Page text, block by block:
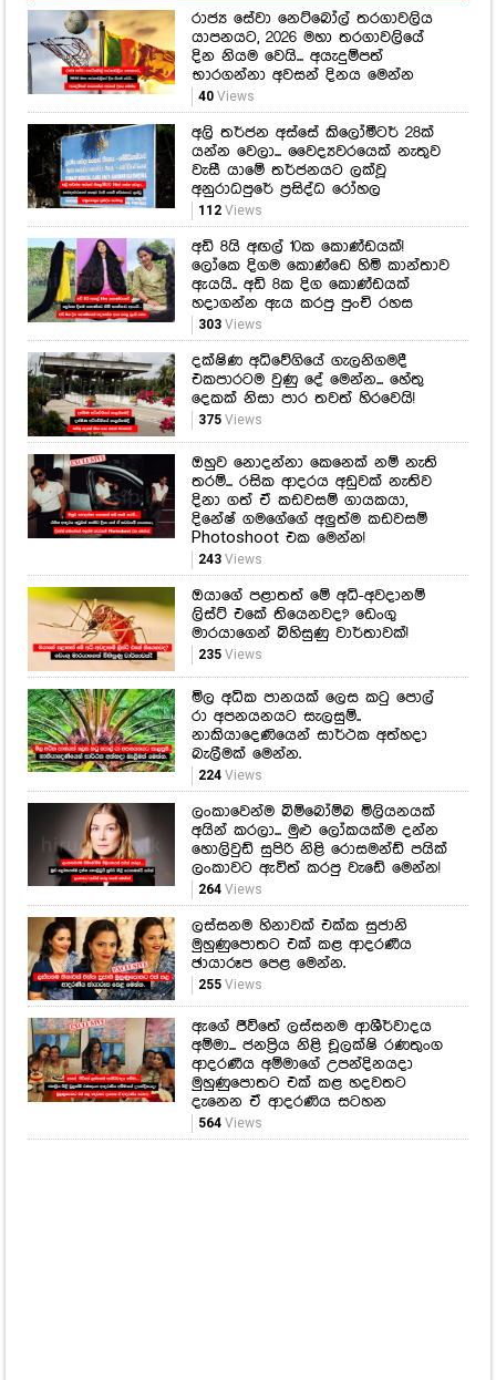
රාජ්‍ය සේවා නෙට්බෝල් තරගාවලිය
යාපනයට, 2026 මහා තරගාවලියේ
දින නියම වෙයි... අයැදුම්පත්
භාරගන්නා අවසන් දිනය මෙන්න
40Views
අලි තර්ජන අස්සේ කිලෝමීටර් 28ක්
යන්න වෙලා... වෛද්‍යවරයෙක් නැතුව
වැසී යාමේ තර්ජනයට ලක්වූ
අනුරාධපුරේ ප්‍රසිද්ධ රෝහල
112Views
අඩි 8යි අඟල් 10ක කොණ්ඩයක්!
ලෝකෙ දිගම කොණ්ඩෙ හිමි කාන්තාව
ඇයයි.. අඩි 8ක දිග කොණ්ඩයක්
හදාගන්න ඇය කරපු පුංචි රහස
303Views
දක්ෂිණ අධිවේගියේ ගැලනිගමදී
එකපාරටම වුණු දේ මෙන්න... හේතු
දෙකක් නිසා පාර තවත් හිරවෙයි!
375Views
ඔහුව නොදන්නා කෙනෙක් නම් නැති
තරම්... රසික ආදරය අඩුවක් නැතිව
දිනා ගත් ඒ කඩවසම් ගායකයා,
දිනේෂ් ගමගේගේ අලුත්ම කඩවසම්
Photoshoot එක මෙන්න!
243Views
ඔයාගේ පළාතත් මේ අධි-අවදානම්
ලිස්ට් එකේ තියෙනවද? ඩෙංගු
මාරයාගෙන් බිහිසුණු වාර්තාවක්!
235Views
මිල අධික පානයක් ලෙස කටු පොල්
රා අපනයනයට සැලසුම්..
නාකියාදෙණියෙන් සාර්ථක අත්හදා
බැලීමක් මෙන්න.
224Views
ලංකාවෙන්ම බිම්බෝම්බ මිලියනයක්
අයින් කරලා... මුළු ලෝකයක්ම දන්න
හොලිවුඩ් සුපිරි නිළි රොසමන්ඩ් පයික්
ලංකාවට ඇවිත් කරපු වැඩේ මෙන්න!
264Views
ලස්සනම හිනාවක් එක්ක සුජානි
මුහුණුපොතට එක් කළ ආදරණීය
ඡායාරූප පෙළ මෙන්න.
255Views
ඇගේ ජීවිතේ ලස්සනම ආශීර්වාදය
අම්මා... ජනප්‍රිය නිළි චූලක්ෂි රණතුංග
ආදරණීය අම්මාගේ උපන්දිනයදා
මුහුණුපොතට එක් කළ හදවතට
දැනෙන ඒ ආදරණිය සටහන
564Views